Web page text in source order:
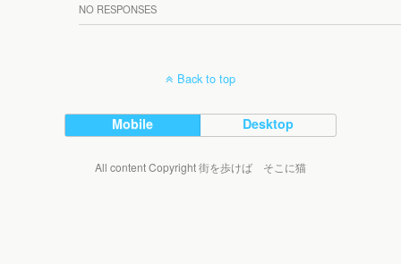
NO RESPONSES
Back to top
Mobile Desktop
All content Copyright 街を歩けば そこに猫